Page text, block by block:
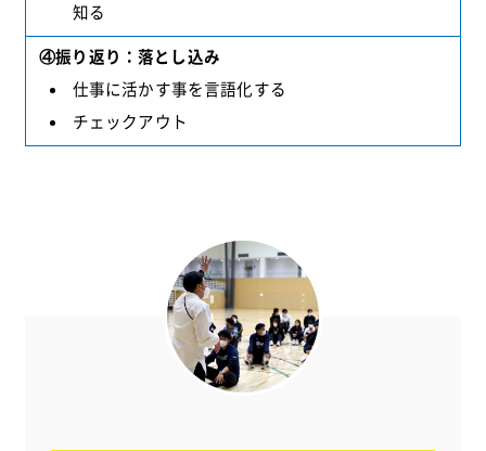
知る
④振り返り：落とし込み
仕事に活かす事を言語化する
チェックアウト